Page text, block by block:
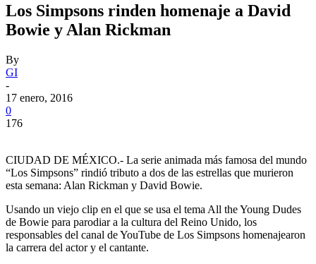
Los Simpsons rinden homenaje a David
Bowie y Alan Rickman
By
GI
-
17 enero, 2016
0
176
CIUDAD DE MÉXICO.- La serie animada más famosa del mundo
“Los Simpsons” rindió tributo a dos de las estrellas que murieron
esta semana: Alan Rickman y David Bowie.
Usando un viejo clip en el que se usa el tema All the Young Dudes
de Bowie para parodiar a la cultura del Reino Unido, los
responsables del canal de YouTube de Los Simpsons homenajearon
la carrera del actor y el cantante.